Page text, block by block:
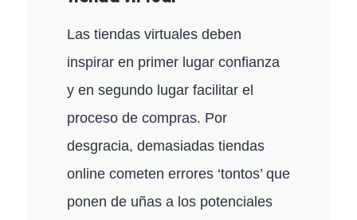
Las tiendas virtuales deben
inspirar en primer lugar confianza
y en segundo lugar facilitar el
proceso de compras. Por
desgracia, demasiadas tiendas
online cometen errores ‘tontos’ que
ponen de uñas a los potenciales